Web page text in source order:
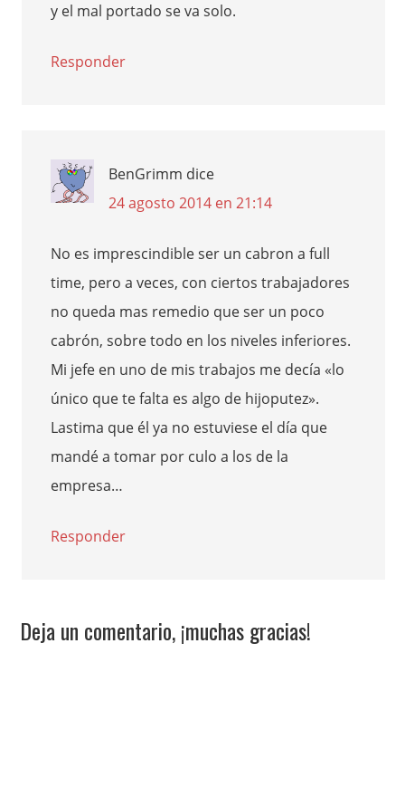
y el mal portado se va solo.
Responder
BenGrimm dice
24 agosto 2014 en 21:14
No es imprescindible ser un cabron a full
time, pero a veces, con ciertos trabajadores
no queda mas remedio que ser un poco
cabrón, sobre todo en los niveles inferiores.
Mi jefe en uno de mis trabajos me decía «lo
único que te falta es algo de hijoputez».
Lastima que él ya no estuviese el día que
mandé a tomar por culo a los de la
empresa…
Responder
Deja un comentario, ¡muchas gracias!